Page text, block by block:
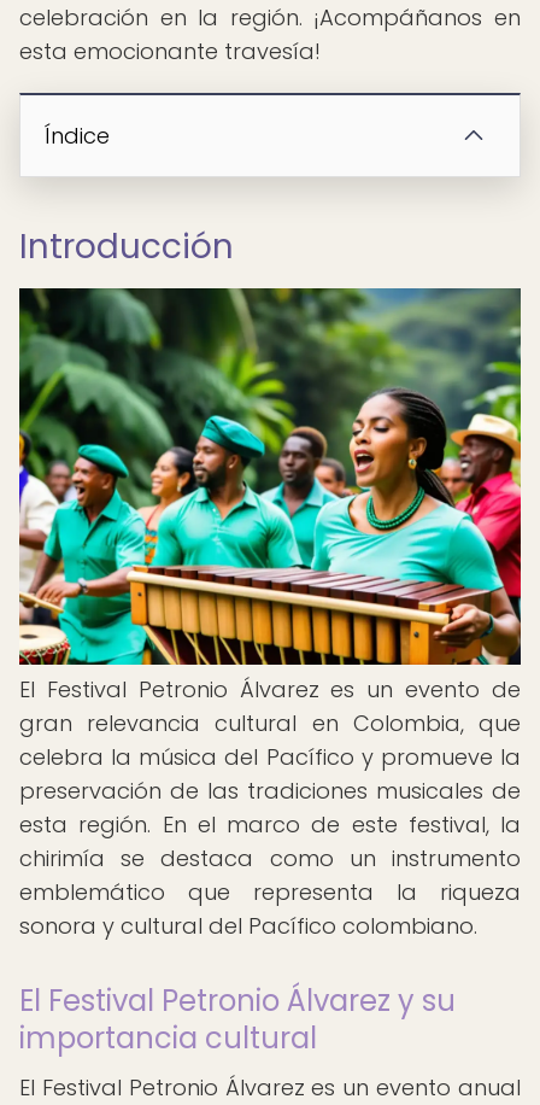
celebración en la región. ¡Acompáñanos en
esta emocionante travesía!
Índice
Introducción
El Festival Petronio Álvarez es un evento de
gran relevancia cultural en Colombia, que
celebra la música del Pacífico y promueve la
preservación de las tradiciones musicales de
esta región. En el marco de este festival, la
chirimía se destaca como un instrumento
emblemático que representa la riqueza
sonora y cultural del Pacífico colombiano.
El Festival Petronio Álvarez y su
importancia cultural
El Festival Petronio Álvarez es un evento anual